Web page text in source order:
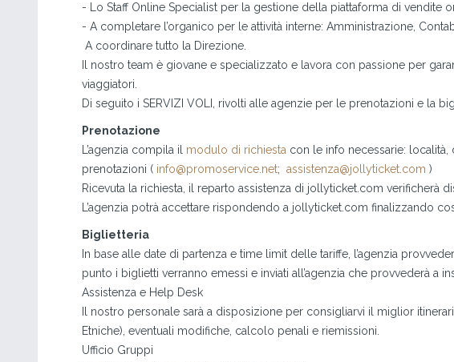
- Lo Staff Online Specialist per la gestione della piattaforma di vendite
- A completare l’organico per le attività interne: Amministrazione,
A coordinare tutto la Direzione.
Il nostro team è giovane e specializzato e lavora con passione per
viaggiatori.
Di seguito i SERVIZI VOLI, rivolti alle agenzie per le prenotazioni e la
Prenotazione
L’agenzia compila il modulo di richiesta con le info necessarie: località,
prenotazioni ( info@promoservice.net; assistenza@jollyticket.com )
Ricevuta la richiesta, il reparto assistenza di jollyticket.com verificherà
L’agenzia potrà accettare rispondendo a jollyticket.com finalizzando
Biglietteria
In base alle date di partenza e time limit delle tariffe, l’agenzia
punto i biglietti verranno emessi e inviati all’agenzia che provvederà a
Assistenza e Help Desk
Il nostro personale sarà a disposizione per consigliarvi il miglior
Etniche), eventuali modifiche, calcolo penali e riemissioni.
Ufficio Gruppi